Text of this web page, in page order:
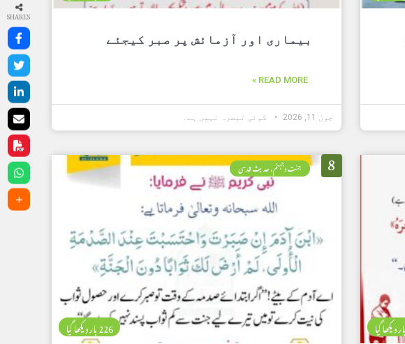
بیماری اور آزمائش پر صبر کیجئے
READ MORE »
جون 11, 2026 کوئی تبصرہ نہیں ہے۔
8 جنت وجہنم، حدیث قدسی
226 بار دیکھا گیا
SHARES